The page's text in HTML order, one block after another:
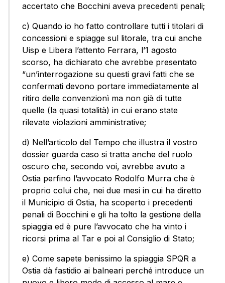
accertato che Bocchini aveva precedenti penali;
c) Quando io ho fatto controllare tutti i titolari di
concessioni e spiagge sul litorale, tra cui anche
Uisp e Libera l’attento Ferrara, l’1 agosto
scorso, ha dichiarato che avrebbe presentato
“un’interrogazione su questi gravi fatti che se
confermati devono portare immediatamente al
ritiro delle convenzionì ma non già di tutte
quelle (la quasi totalità) in cui erano state
rilevate violazioni amministrative;
d) Nell’articolo del Tempo che illustra il vostro
dossier guarda caso si tratta anche del ruolo
oscuro che, secondo voi, avrebbe avuto a
Ostia perfino l’avvocato Rodolfo Murra che è
proprio colui che, nei due mesi in cui ha diretto
il Municipio di Ostia, ha scoperto i precedenti
penali di Bocchini e gli ha tolto la gestione della
spiaggia ed è pure l’avvocato che ha vinto i
ricorsi prima al Tar e poi al Consiglio di Stato;
e) Come sapete benissimo la spiaggia SPQR a
Ostia dà fastidio ai balneari perché introduce un